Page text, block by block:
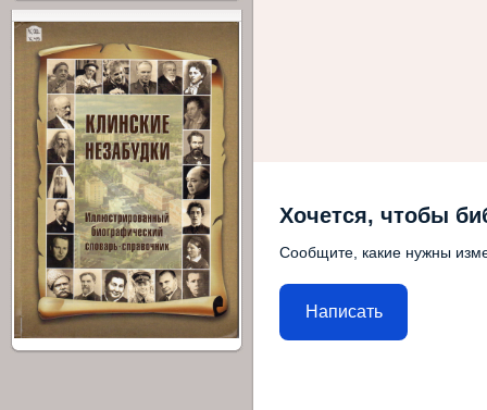
Хочется, чтобы
Сообщите, какие нужны
Написать